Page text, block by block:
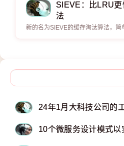
SIEVE：比LRU
法
新的名为SIEVE的缓存淘汰算法，简
24年1月大科技公司的
10个微服务设计模式以